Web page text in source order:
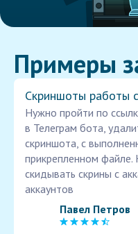
Примеры
Скриншоты работы
Нужно пройти по
в Телеграм бота,
скриншота, с
прикрепленном файле.
скидывать скрины с
аккаунтов
Павел Петров